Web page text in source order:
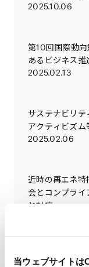
当ウェブサイトは
2025.10.06
第10回国際動
あるビジネス推
2025.02.13
サステナビリ
アクティビズム
2025.02.06
近時の再エネ
会とコンプライ
と対応〜
Be ESG-